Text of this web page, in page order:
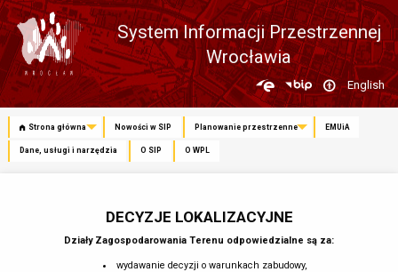
System Informacji Przestrzennej
Wrocławia
Zmień
język
English
Strona główna Nowości w SIP Planowanie przestrzenne EMUiA
Dane, usługi i narzędzia O SIP O WPL
DECYZJE LOKALIZACYJNE
Działy Zagospodarowania Terenu odpowiedzialne są za:
wydawanie decyzji o warunkach zabudowy,